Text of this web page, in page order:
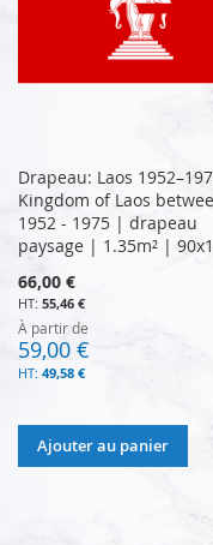
Drapeau: Laos
Kingdom of Laos
1952 - 1975 | drapeau
paysage | 1.35m² |
66,00 €
55,46 €
À partir de
59,00 €
49,58 €
Ajouter au panier